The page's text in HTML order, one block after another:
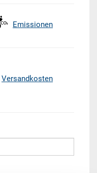
Emissionen
Versandkosten